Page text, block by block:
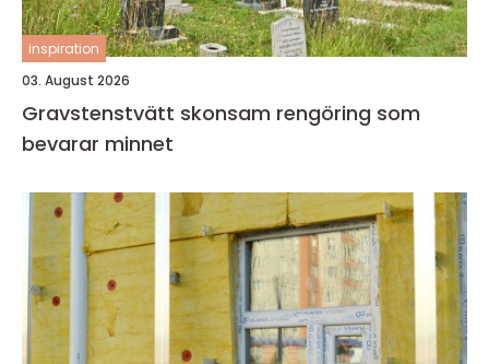
inspiration
03. August 2026
Gravstenstvätt skonsam rengöring som
bevarar minnet